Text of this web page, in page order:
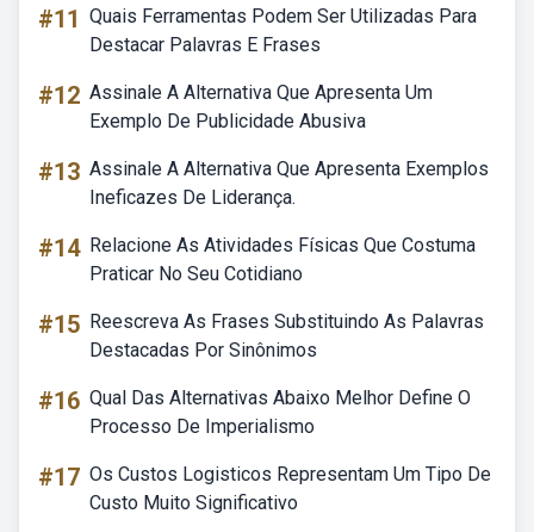
#11 Quais Ferramentas Podem Ser Utilizadas Para
Destacar Palavras E Frases
#12 Assinale A Alternativa Que Apresenta Um
Exemplo De Publicidade Abusiva
#13 Assinale A Alternativa Que Apresenta Exemplos
Ineficazes De Liderança.
#14 Relacione As Atividades Físicas Que Costuma
Praticar No Seu Cotidiano
#15 Reescreva As Frases Substituindo As Palavras
Destacadas Por Sinônimos
#16 Qual Das Alternativas Abaixo Melhor Define O
Processo De Imperialismo
#17 Os Custos Logisticos Representam Um Tipo De
Custo Muito Significativo